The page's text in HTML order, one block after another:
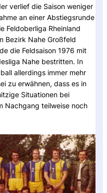
verlief die Saison weniger
an einer Abstiegsrunde
Feldoberliga Rheinland
Bezirk Nahe Großfeld
die Feldsaison 1976 mit
Nahe bestritten. In
allerdings immer mehr
zu erwähnen, dass es in
Situationen bei
Nachgang teilweise noch